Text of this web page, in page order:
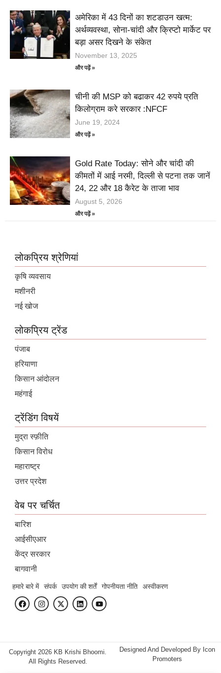
अमेरिका में 43 दिनों का शटडाउन खत्म:
अर्थव्यवस्था, सोना-चांदी और क्रिप्टो मार्केट पर
बड़ा असर दिखने के संकेत
November 13, 2025
और पढ़ें »
चीनी की MSP को बढाकर 42 रुपये प्रति
किलोग्राम करे सरकार :NFCF
June 19, 2024
और पढ़ें »
Gold Rate Today: सोने और चांदी की
कीमतों में आई नरमी, दिल्ली से पटना तक जानें
24, 22 और 18 कैरेट के ताजा भाव
August 5, 2026
और पढ़ें »
लोकप्रिय श्रेणियां
कृषि व्यवसाय
मशीनरी
नई खोज
लोकप्रिय ट्रेंड
पंजाब
हरियाणा
किसान आंदोलन
महंगाई
ट्रेंडिंग विषयें
मुद्रा स्फ़ीति
किसान विरोध
महाराष्ट्र
उत्तर प्रदेश
वेब पर चर्चित
बारिश
आईसीएआर
केंद्र सरकार
बागवानी
हमारे बारे में संपर्क उपयोग की शर्तें गोपनीयता नीति अस्वीकरण
Copyright 2026 KB Krishi Bhoomi.
All Rights Reserved.
Designed And Developed By Icon
Promoters